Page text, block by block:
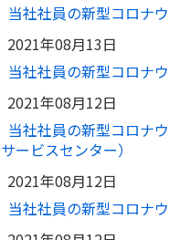
当社社員の新型コロナ
2021年08月13日
当社社員の新型コロナ
2021年08月12日
当社社員の新型コロナ
サービスセンター）
2021年08月12日
当社社員の新型コロナ